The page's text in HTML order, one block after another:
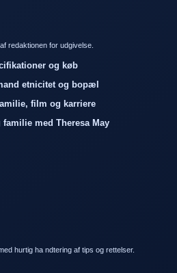
redaktionen for udgivelse.
og køb
etnicitet og bopæl
film og karriere
med Theresa May
hurtig ha ndtering af tips og rettelser.